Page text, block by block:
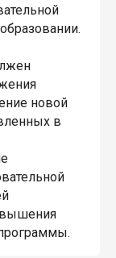
новой
в